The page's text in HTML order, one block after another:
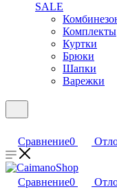
SALE
Комплекты
Куртки
Брюки
Шапки
Варежки
Сравнение0
Сравнение0